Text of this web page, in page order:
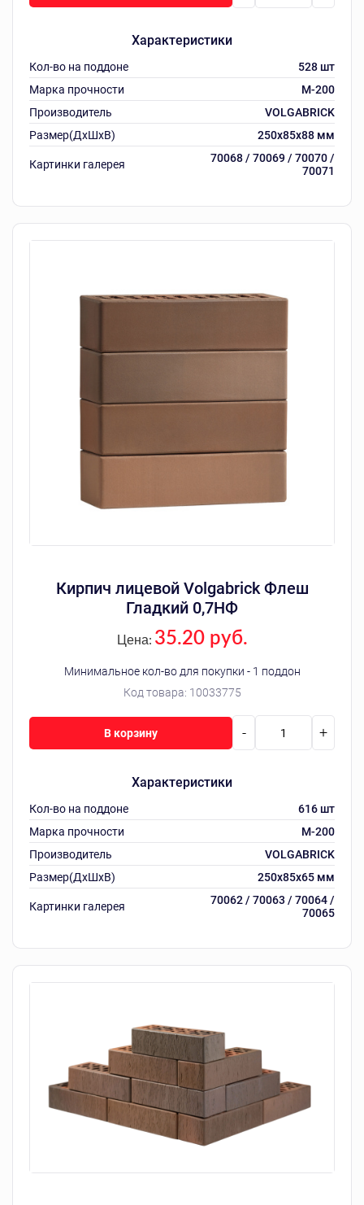
Характеристики
Кол-во на поддоне
528 шт
Марка прочности
М-200
Производитель
VOLGABRICK
Размер(ДхШхВ)
250х85х88 мм
Картинки галерея
70068 / 70069 / 70070 /
70071
Кирпич лицевой Volgabrick Флеш
Гладкий 0,7НФ
Код товара: 10033775
Цена: 35.20 руб.
Минимальное кол-во для покупки - 1 поддон
Характеристики
Кол-во на поддоне
616 шт
Марка прочности
М-200
Производитель
VOLGABRICK
Размер(ДхШхВ)
250х85х65 мм
Картинки галерея
70062 / 70063 / 70064 /
70065
- +
В корзину